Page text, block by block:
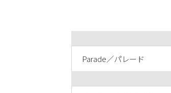
Parade／パレード